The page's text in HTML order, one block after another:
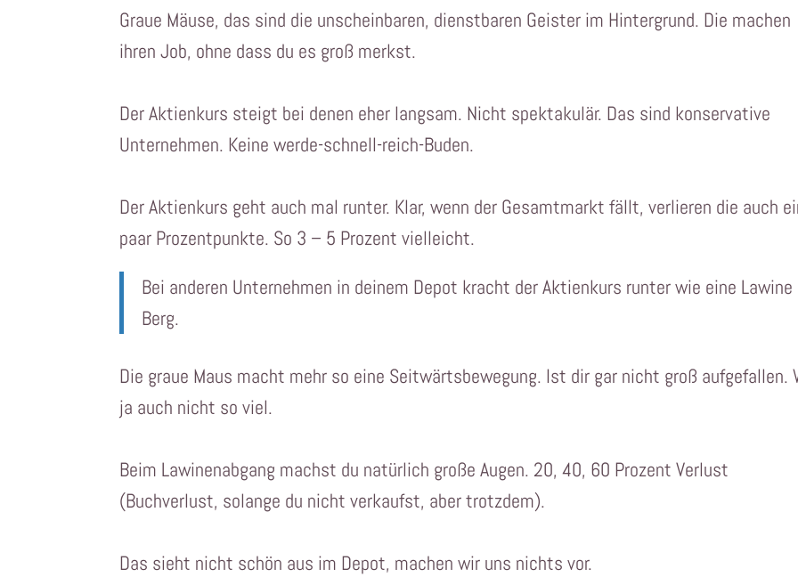
Graue Mäuse, das sind die unscheinbaren, dienstbaren Geister im Hintergrund. Die machen
ihren Job, ohne dass du es groß merkst.
Der Aktienkurs steigt bei denen eher langsam. Nicht spektakulär. Das sind konservative
Unternehmen. Keine werde-schnell-reich-Buden.
Der Aktienkurs geht auch mal runter. Klar, wenn der Gesamtmarkt fällt, verlieren die auch
paar Prozentpunkte. So 3 – 5 Prozent vielleicht.
Bei anderen Unternehmen in deinem Depot kracht der Aktienkurs runter wie eine Lawine
Berg.
Die graue Maus macht mehr so eine Seitwärtsbewegung. Ist dir gar nicht groß aufgefallen.
ja auch nicht so viel.
Beim Lawinenabgang machst du natürlich große Augen. 20, 40, 60 Prozent Verlust
(Buchverlust, solange du nicht verkaufst, aber trotzdem).
Das sieht nicht schön aus im Depot, machen wir uns nichts vor.